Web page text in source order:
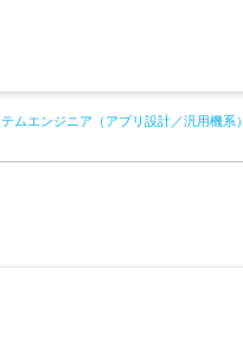
ムエンジニア（アプリ設計／汎用機系）